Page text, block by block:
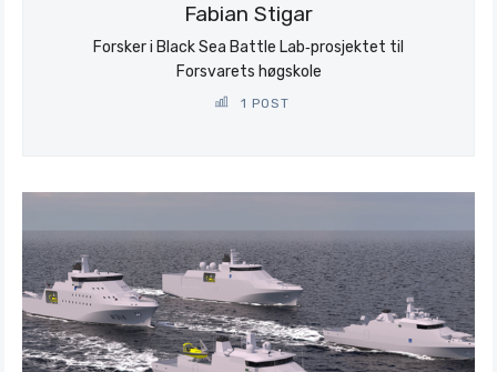
Fabian Stigar
Forsker i Black Sea Battle Lab‑prosjektet til
Forsvarets høgskole
1 POST